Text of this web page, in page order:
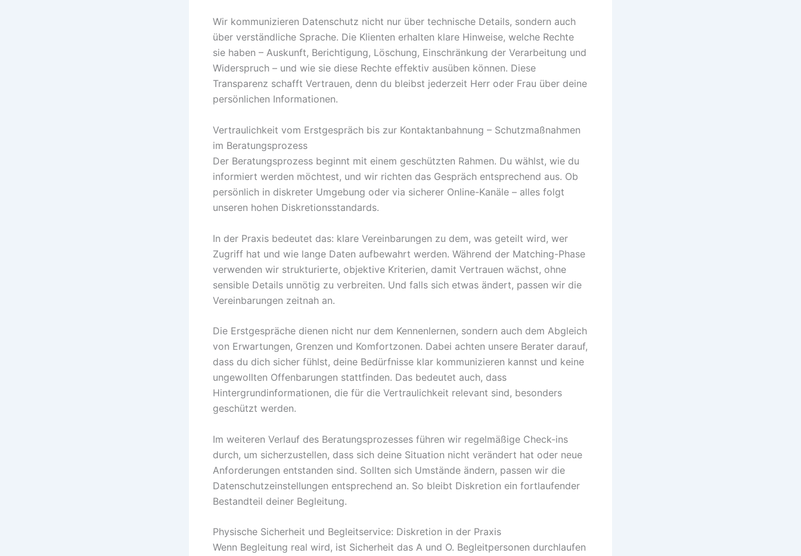
Wir kommunizieren Datenschutz nicht nur über technische Details, sondern auch
über verständliche Sprache. Die Klienten erhalten klare Hinweise, welche Rechte
sie haben – Auskunft, Berichtigung, Löschung, Einschränkung der Verarbeitung und
Widerspruch – und wie sie diese Rechte effektiv ausüben können. Diese
Transparenz schafft Vertrauen, denn du bleibst jederzeit Herr oder Frau über deine
persönlichen Informationen.
Vertraulichkeit vom Erstgespräch bis zur Kontaktanbahnung – Schutzmaßnahmen
im Beratungsprozess
Der Beratungsprozess beginnt mit einem geschützten Rahmen. Du wählst, wie du
informiert werden möchtest, und wir richten das Gespräch entsprechend aus. Ob
persönlich in diskreter Umgebung oder via sicherer Online-Kanäle – alles folgt
unseren hohen Diskretionsstandards.
In der Praxis bedeutet das: klare Vereinbarungen zu dem, was geteilt wird, wer
Zugriff hat und wie lange Daten aufbewahrt werden. Während der Matching-Phase
verwenden wir strukturierte, objektive Kriterien, damit Vertrauen wächst, ohne
sensible Details unnötig zu verbreiten. Und falls sich etwas ändert, passen wir die
Vereinbarungen zeitnah an.
Die Erstgespräche dienen nicht nur dem Kennenlernen, sondern auch dem Abgleich
von Erwartungen, Grenzen und Komfortzonen. Dabei achten unsere Berater darauf,
dass du dich sicher fühlst, deine Bedürfnisse klar kommunizieren kannst und keine
ungewollten Offenbarungen stattfinden. Das bedeutet auch, dass
Hintergrundinformationen, die für die Vertraulichkeit relevant sind, besonders
geschützt werden.
Im weiteren Verlauf des Beratungsprozesses führen wir regelmäßige Check-ins
durch, um sicherzustellen, dass sich deine Situation nicht verändert hat oder neue
Anforderungen entstanden sind. Sollten sich Umstände ändern, passen wir die
Datenschutzeinstellungen entsprechend an. So bleibt Diskretion ein fortlaufender
Bestandteil deiner Begleitung.
Physische Sicherheit und Begleitservice: Diskretion in der Praxis
Wenn Begleitung real wird, ist Sicherheit das A und O. Begleitpersonen durchlaufen